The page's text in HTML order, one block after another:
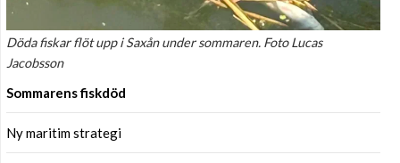
Döda fiskar flöt upp i Saxån under sommaren. Foto Lucas
Jacobsson
Sommarens fiskdöd
Ny maritim strategi